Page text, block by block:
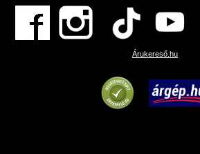
Árukereső.hu